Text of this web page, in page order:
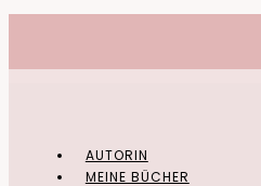
springen
AUTORIN
MEINE BÜCHER